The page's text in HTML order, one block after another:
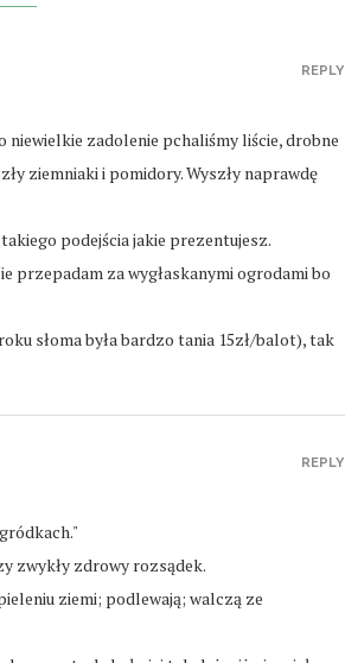
niewielkie zadolenie pchaliśmy liście, drobne
ziemniaki i pomidory. Wyszły naprawdę
podejścia jakie prezentujesz.
przepadam za wygłaskanymi ogrodami bo
słoma była bardzo tania 15zł/balot), tak
REPLY
zwykły zdrowy rozsądek.
ziemi; podlewają; walczą ze
REPLY